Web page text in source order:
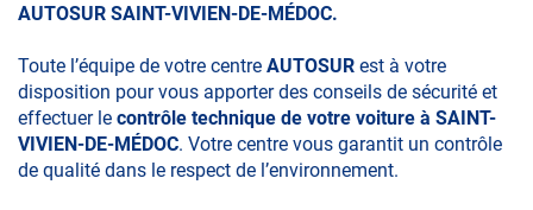
AUTOSUR SAINT-VIVIEN-DE-MÉDOC.
Toute l’équipe de votre centre AUTOSUR est à votre
disposition pour vous apporter des conseils de sécurité et
effectuer le contrôle technique de votre voiture à SAINT-
VIVIEN-DE-MÉDOC. Votre centre vous garantit un contrôle
de qualité dans le respect de l’environnement.